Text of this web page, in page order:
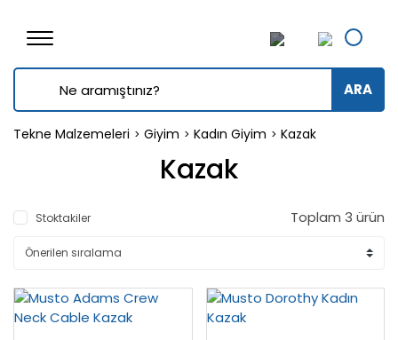
ARA
Tekne Malzemeleri Giyim Kadın Giyim Kazak
Kazak
Stoktakiler Toplam 3 ürün